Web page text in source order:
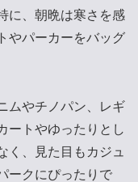
に、朝晩は寒さを感
やパーカーをバッグ
ムやチノパン、レギ
ートやゆったりとし
く、見た目もカジュ
ークにぴったりで